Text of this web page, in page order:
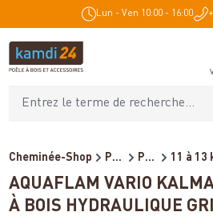
principal Lun - Ven 10:00 - 16:00
Cheminée-Shop Poêles et cheminées Poêles à bois bouilleur 11 à 13
AQUAFLAM VARIO
À BOIS HYDRAULIQUE